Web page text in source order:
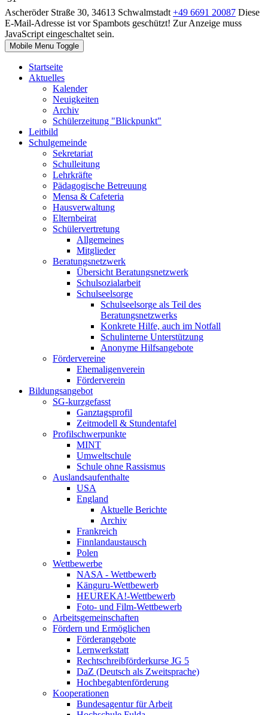
Ascheröder Straße 30, 34613 Schwalmstadt +49 6691 20087 Diese
E-Mail-Adresse ist vor Spambots geschützt! Zur Anzeige muss
JavaScript eingeschaltet sein.
Mobile Menu Toggle
Startseite
Aktuelles
Kalender
Neuigkeiten
Archiv
Schülerzeitung "Blickpunkt"
Leitbild
Schulgemeinde
Sekretariat
Schulleitung
Lehrkräfte
Pädagogische Betreuung
Mensa & Cafeteria
Hausverwaltung
Elternbeirat
Schülervertretung
Allgemeines
Mitglieder
Beratungsnetzwerk
Übersicht Beratungsnetzwerk
Schulsozialarbeit
Schulseelsorge
Schulseelsorge als Teil des
Beratungsnetzwerks
Konkrete Hilfe, auch im Notfall
Schulinterne Unterstützung
Anonyme Hilfsangebote
Fördervereine
Ehemaligenverein
Förderverein
Bildungsangebot
SG-kurzgefasst
Ganztagsprofil
Zeitmodell & Stundentafel
Profilschwerpunkte
MINT
Umweltschule
Schule ohne Rassismus
Auslandsaufenthalte
USA
England
Aktuelle Berichte
Archiv
Frankreich
Finnlandaustausch
Polen
Wettbewerbe
NASA - Wettbewerb
Känguru-Wettbewerb
HEUREKA!-Wettbewerb
Foto- und Film-Wettbewerb
Arbeitsgemeinschaften
Fördern und Ermöglichen
Förderangebote
Lernwerkstatt
Rechtschreibförderkurse JG 5
DaZ (Deutsch als Zweitsprache)
Hochbegabtenförderung
Kooperationen
Bundesagentur für Arbeit